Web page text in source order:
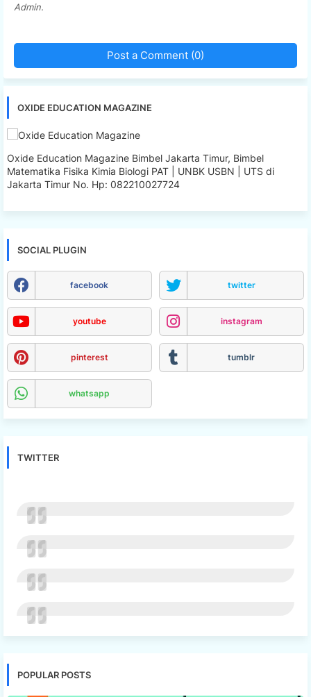
Admin.
Post a Comment (0)
OXIDE EDUCATION MAGAZINE
Oxide Education Magazine Bimbel Jakarta Timur, Bimbel
Matematika Fisika Kimia Biologi PAT | UNBK USBN | UTS di
Jakarta Timur No. Hp: 082210027724
SOCIAL PLUGIN
facebook twitter
youtube instagram
pinterest tumblr
whatsapp
TWITTER
POPULAR POSTS